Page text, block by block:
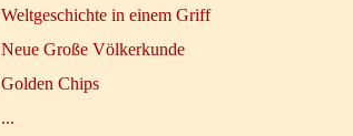
Weltgeschichte in einem Griff
Neue Große Völkerkunde
Golden Chips
...